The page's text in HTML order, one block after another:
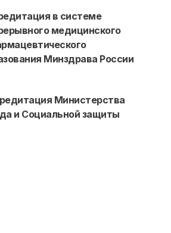
Министерства
и Социальной защиты
в системе
медицинского
Минздрава России